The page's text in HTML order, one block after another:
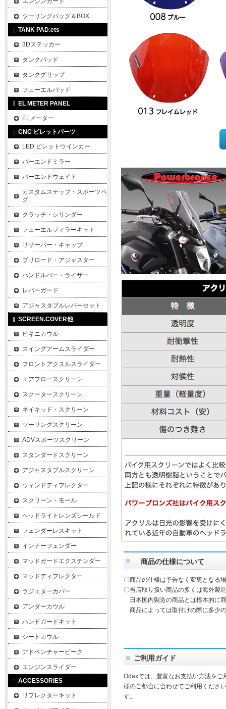
商品の仕様について
〇商品の仕様は予告なく変更となる
〇当店取り扱い商品の多くは海外製
日本国内製造の商品とは根本的に
商品によっては取付けの際に多少
ご利用ガイド
Odaxでは、豊富なお支払い方法を
様のご都合に合わせてご利用くださ
す。
ツーリングバッグ＆BOX
TANK PAD.ets
3Dステッカー
タンクパッド
タンクグリップ
フューエルパッド
EL METER PANEL
ELメーター
CNC ビレットパーツ
LED ビレットウインカー
バーエンドミラー
バーエンドウェイト
カスタムステップ・スポーツペ
グ
クラッチ・シリンダー
フューエルフィラーキット
リザーバー・キャップ
プリロード・アジャスター
ハンドルバー・ライザー
レバーガード
アジャスタブルレバーセット
SCREEN.COVER他
ビキニカウル
スイングアームスライダー
フロントアクスルスライダー
エアフロースクリーン
スクータースクリーン
ネイキッド・スクリーン
ツーリングスクリーン
ADVスポーツスクリーン
スタンダードスクリーン
アジャスタブルスクリーン
ウィンドディフレクター
スクリーン・モール
ヘッドライトレンズシールド
フェンダーレスキット
インナーフェンダー
マッドガードエクステンダー
マッドディフレクター
ラジエターカバー
アンダーカウル
ハンドガードキット
シートカウル
アドベンチャービーク
エンジンスライダー
ACCESSORIES
リフレクターキット